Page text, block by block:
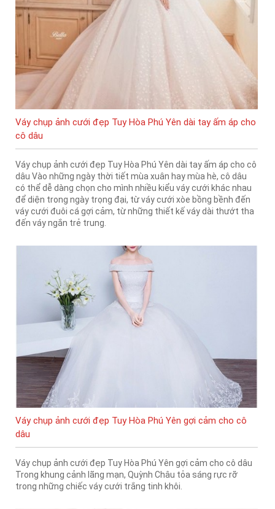
Váy chụp ảnh cưới đẹp Tuy Hòa Phú Yên dài tay ấm áp cho
cô dâu
Váy chụp ảnh cưới đẹp Tuy Hòa Phú Yên dài tay ấm áp cho cô
dâu Vào những ngày thời tiết mùa xuân hay mùa hè, cô dâu
có thể dễ dàng chọn cho mình nhiều kiểu váy cưới khác nhau
để diện trong ngày trọng đại, từ váy cưới xòe bồng bềnh đến
váy cưới đuôi cá gợi cảm, từ những thiết kế váy dài thướt tha
đến váy ngắn trẻ trung.
Váy chụp ảnh cưới đẹp Tuy Hòa Phú Yên gợi cảm cho cô
dâu
Váy chụp ảnh cưới đẹp Tuy Hòa Phú Yên gợi cảm cho cô dâu
Trong khung cảnh lãng mạn, Quỳnh Châu tỏa sáng rực rỡ
trong những chiếc váy cưới trắng tinh khôi.